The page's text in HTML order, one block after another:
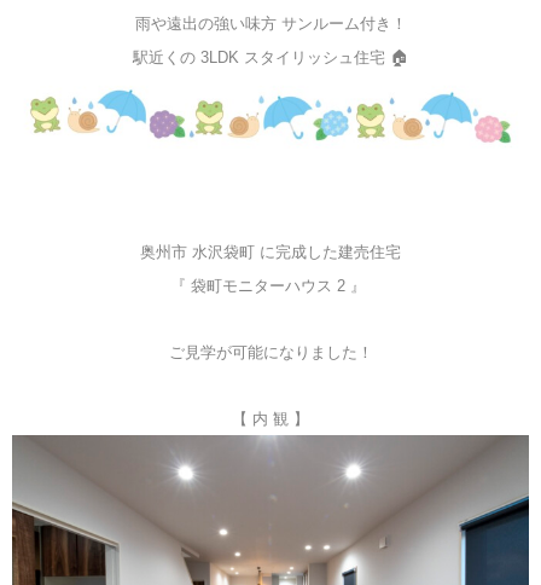
雨や遠出の強い味方 サンルーム付き！
駅近くの 3LDK スタイリッシュ住宅 🏠
奥州市 水沢袋町 に完成した建売住宅
『 袋町モニターハウス 2 』
ご見学が可能になりました！
【 内 観 】